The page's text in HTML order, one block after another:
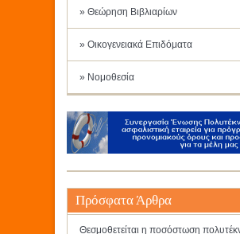
» Θεώρηση Βιβλιαρίων
» Οικογενειακά Επιδόματα
» Νομοθεσία
Πρόσφατα Άρθρα
Θεσμοθετείται η ποσόστωση